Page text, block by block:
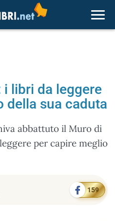
libri da leggere
della sua caduta
abbattuto il Muro di
per capire meglio
159